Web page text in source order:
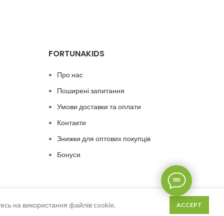
FORTUNAKIDS
Про нас
Поширені запитання
Умови доставки та оплати
Контакти
Знижки для оптових покупців
Бонуси
на використання файлів cookie. ACCEPT